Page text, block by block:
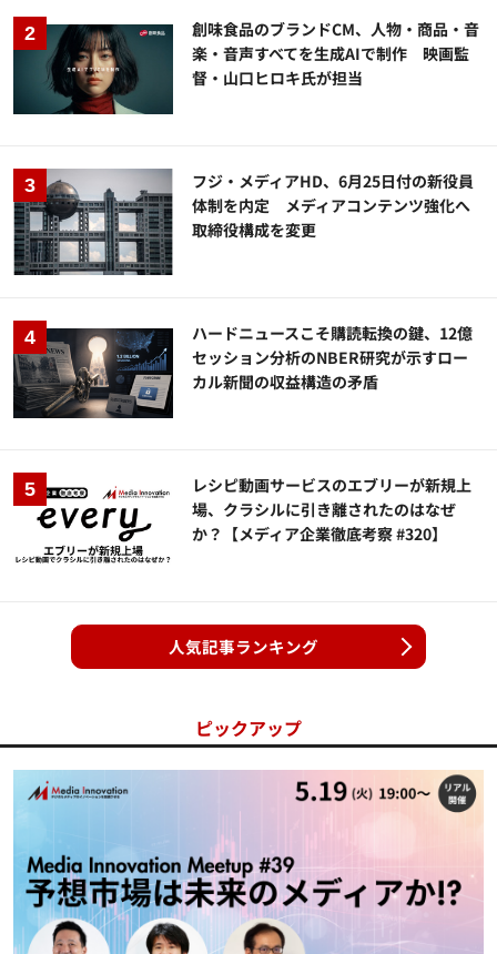
創味食品のブランドCM、人物・商品・音
楽・音声すべてを生成AIで制作 映画監
督・山口ヒロキ氏が担当
フジ・メディアHD、6月25日付の新役員
体制を内定 メディアコンテンツ強化へ
取締役構成を変更
ハードニュースこそ購読転換の鍵、12億
セッション分析のNBER研究が示すロー
カル新聞の収益構造の矛盾
レシピ動画サービスのエブリーが新規上
場、クラシルに引き離されたのはなぜ
か？【メディア企業徹底考察 #320】
人気記事ランキング
ピックアップ